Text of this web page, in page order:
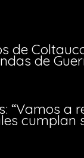
de
de
“Vamos a
cumplan